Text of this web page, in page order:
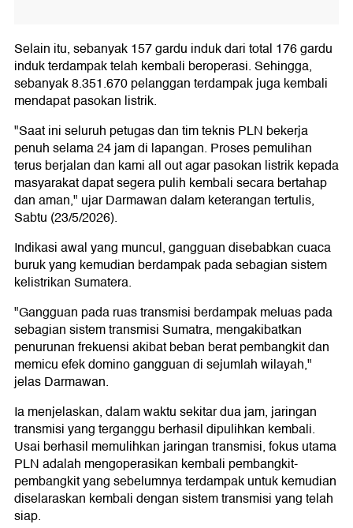
Selain itu, sebanyak 157 gardu induk dari total 176 gardu
induk terdampak telah kembali beroperasi. Sehingga,
sebanyak 8.351.670 pelanggan terdampak juga kembali
mendapat pasokan listrik.
"Saat ini seluruh petugas dan tim teknis PLN bekerja
penuh selama 24 jam di lapangan. Proses pemulihan
terus berjalan dan kami all out agar pasokan listrik kepada
masyarakat dapat segera pulih kembali secara bertahap
dan aman," ujar Darmawan dalam keterangan tertulis,
Sabtu (23/5/2026).
Indikasi awal yang muncul, gangguan disebabkan cuaca
buruk yang kemudian berdampak pada sebagian sistem
kelistrikan Sumatera.
"Gangguan pada ruas transmisi berdampak meluas pada
sebagian sistem transmisi Sumatra, mengakibatkan
penurunan frekuensi akibat beban berat pembangkit dan
memicu efek domino gangguan di sejumlah wilayah,"
jelas Darmawan.
Ia menjelaskan, dalam waktu sekitar dua jam, jaringan
transmisi yang terganggu berhasil dipulihkan kembali.
Usai berhasil memulihkan jaringan transmisi, fokus utama
PLN adalah mengoperasikan kembali pembangkit-
pembangkit yang sebelumnya terdampak untuk kemudian
diselaraskan kembali dengan sistem transmisi yang telah
siap.